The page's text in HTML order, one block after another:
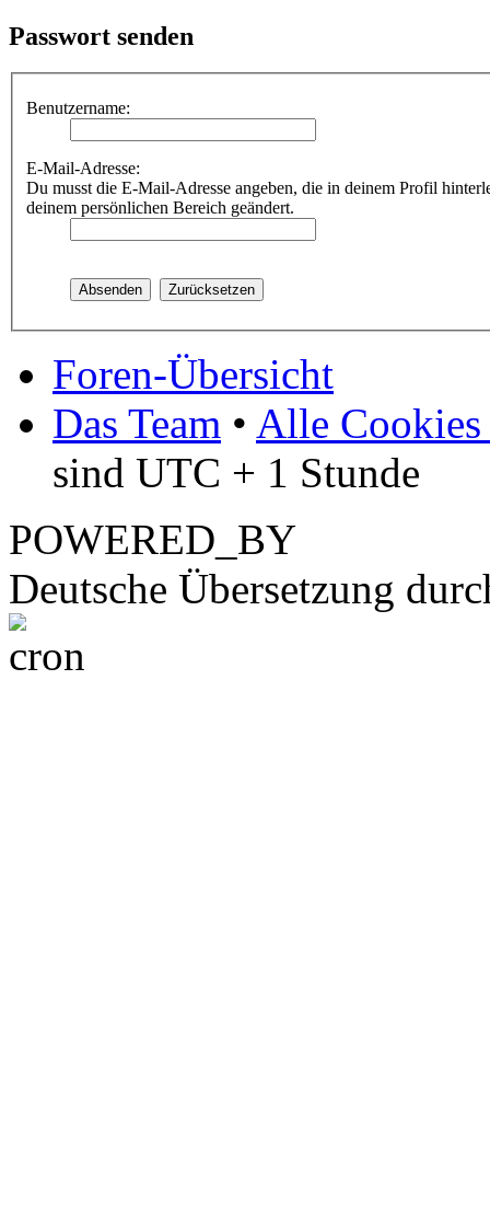
Passwort senden
Benutzername:
E-Mail-Adresse:
Du musst die E-Mail-Adresse angeben, die in deinem Profil
deinem persönlichen Bereich geändert.
Foren-Übersicht
Das Team • Alle Cookies
sind UTC + 1 Stunde
POWERED_BY
Deutsche Übersetzung